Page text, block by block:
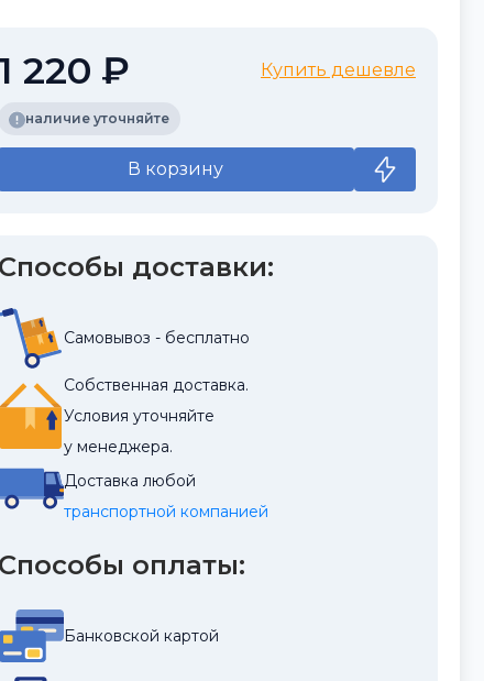
1 220 ₽ Купить дешевле
наличие уточняйте
В корзину
Способы доставки:
Самовывоз - бесплатно
Собственная доставка.
Условия уточняйте
у менеджера.
Доставка любой
транспортной компанией
Способы оплаты:
Банковской картой